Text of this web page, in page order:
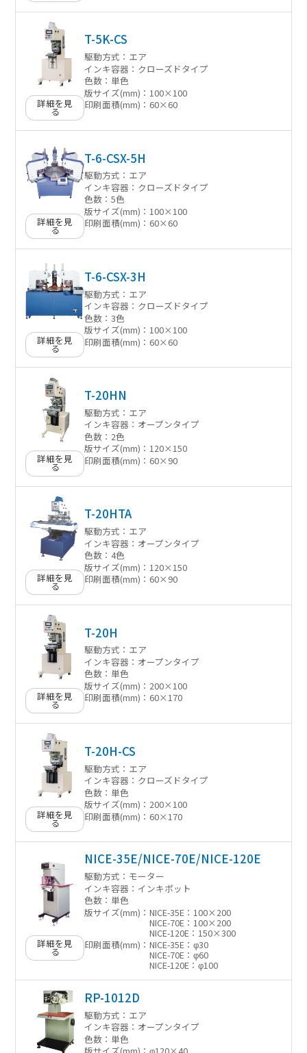
詳細を見
る
T-5K-CS
駆動方式： エア
インキ容器： クローズドタイプ
色数： 単色
版サイズ(mm)： 100×100
印刷面積(mm)：60×60
詳細を見
る
T-6-CSX-5H
駆動方式： エア
インキ容器： クローズドタイプ
色数：5色
版サイズ(mm)：100×100
印刷面積(mm)：60×60
詳細を見
る
T-6-CSX-3H
駆動方式： エア
インキ容器： クローズドタイプ
色数：3色
版サイズ(mm)：100×100
印刷面積(mm)：60×60
詳細を見
る
T-20HN
駆動方式： エア
インキ容器： オープンタイプ
色数： 2色
版サイズ(mm)：120×150
印刷面積(mm)：60×90
詳細を見
る
T-20HTA
駆動方式： エア
インキ容器： オープンタイプ
色数： 4色
版サイズ(mm)： 120×150
印刷面積(mm)：60×90
詳細を見
る
T-20H
駆動方式： エア
インキ容器： オープンタイプ
色数： 単色
版サイズ(mm)： 200×100
印刷面積(mm)：60×170
詳細を見
る
T-20H-CS
駆動方式： エア
インキ容器： クローズドタイプ
色数： 単色
版サイズ(mm)： 200×100
印刷面積(mm)：60×170
詳細を見
る
NICE-35E/NICE-70E/NICE-120E
駆動方式： モーター
インキ容器： インキポット
色数： 単色
版サイズ(mm)：NICE-35E：100×200
NICE-70E：100×200
NICE-120E：150×300
印刷面積(mm)：NICE-35E：φ30
NICE-70E：φ60
NICE-120E：φ100
RP-1012D
駆動方式： エア
インキ容器： オープンタイプ
色数： 単色